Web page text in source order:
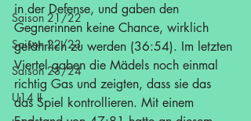
Saison 21/22
Saison 22/23
Saison 23/24
U14 II
in der Defense, und gaben den
Gegnerinnen keine Chance, wirklich
gefährlich zu werden (36:54). Im letzten
Viertel gaben die Mädels noch einmal
richtig Gas und zeigten, dass sie das
das Spiel kontrollieren. Mit einem